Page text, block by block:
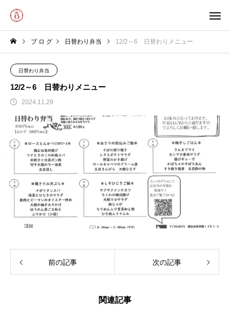
ブ ロ グ 日替わり弁当 12/2～6 日替わりメニュー
日替わり弁当
12/2～6 日替わりメニュー
2024.11.29
前の記事 次の記事
関連記事